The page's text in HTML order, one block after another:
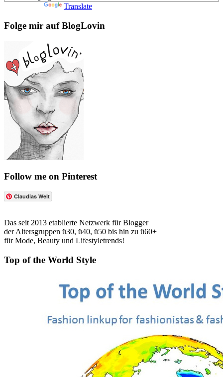
Translate
Folge mir auf BlogLovin
Follow me on Pinterest
Claudias Welt
Das seit 2013 etablierte Netzwerk für Blogger
der Altersgruppen ü30, ü40, ü50 bis hin zu ü60+
für Mode, Beauty und Lifestyletrends!
Top of the World Style